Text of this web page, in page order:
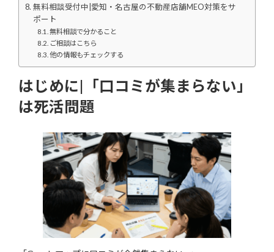
無料相談受付中|愛知・名古屋の不動産店舗MEO対策をサ
ポート
無料相談で分かること
ご相談はこちら
他の情報もチェックする
はじめに|「口コミが集まらない」
は死活問題